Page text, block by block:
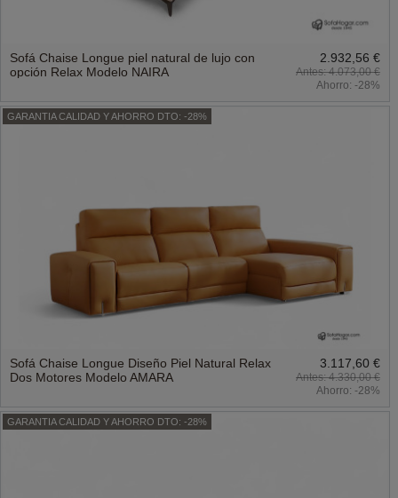
Sofá Chaise Longue piel natural de lujo con
opción Relax Modelo NAIRA
2.932,56 €
4.073,00 €
Ahorro: -28%
GARANTIA CALIDAD Y AHORRO DTO: -28%
Sofá Chaise Longue Diseño Piel Natural Relax
Dos Motores Modelo AMARA
3.117,60 €
4.330,00 €
Ahorro: -28%
GARANTIA CALIDAD Y AHORRO DTO: -28%